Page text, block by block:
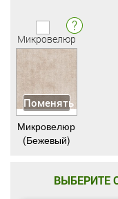
Микровелюр
Поменять
Микровелюр
(Бежевый)
ВЫБЕРИТЕ